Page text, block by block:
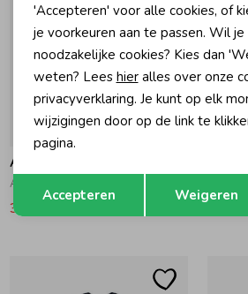
-20% korting
Airforce
35,96
'Accepteren' voor alle cookies, of
je voorkeuren aan te passen. Wil
noodzakelijke cookies? Kies dan
weten? Lees hieralles over onze
privacyverklaring. Je kunt op elk
wijzigingen door op de link te
pagina.
Accepteren Weigeren